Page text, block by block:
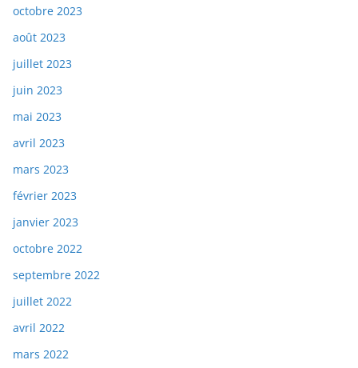
octobre 2023
août 2023
juillet 2023
juin 2023
mai 2023
avril 2023
mars 2023
février 2023
janvier 2023
octobre 2022
septembre 2022
juillet 2022
avril 2022
mars 2022